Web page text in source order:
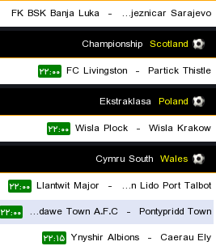
FK Zeljeznicar Sarajevo
-
FK BSK Banja Luka
۲۱:۳۰Scotland
Partick Thistle
-
FC Livingston ۲۲:۰۰
Poland
Wisla Krakow
-
Wisla Plock ۲۲:۰۰
Wales
Afan Lido Port Talbot
-
Llantwit Major ۲۲:۰۰
Pontypridd Town
-
Pontardawe Town A.F.C. ۲۲:۰۰
Caerau Ely
-
Ynyshir Albions ۲۲:۱۵